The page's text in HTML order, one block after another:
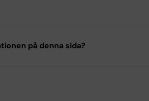
på denna sida?